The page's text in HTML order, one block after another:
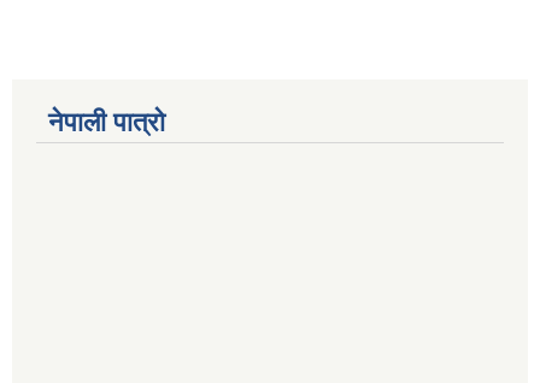
नेपाली पात्रो